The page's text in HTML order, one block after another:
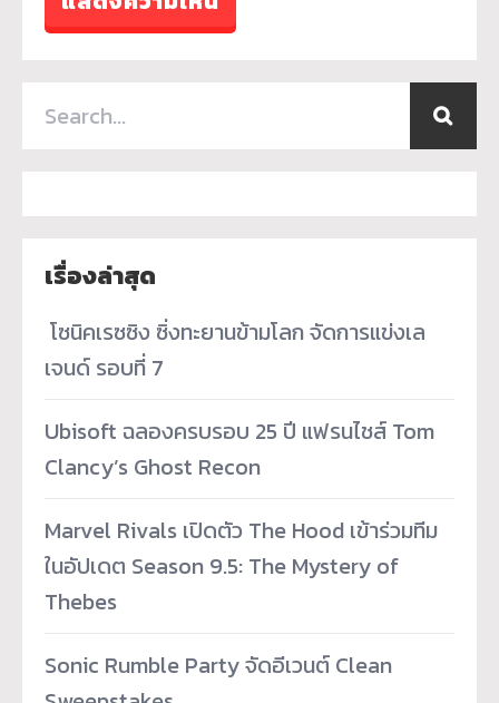
เรื่องล่าสุด
­ โซนิคเรซซิง ซิ่งทะยานข้ามโลก จัดการแข่งเล
เจนด์ รอบที่ 7
Ubisoft ฉลองครบรอบ 25 ปี แฟรนไชส์ Tom
Clancy’s Ghost Recon
Marvel Rivals เปิดตัว The Hood เข้าร่วมทีม
ในอัปเดต Season 9.5: The Mystery of
Thebes
Sonic Rumble Party จัดอีเวนต์ Clean